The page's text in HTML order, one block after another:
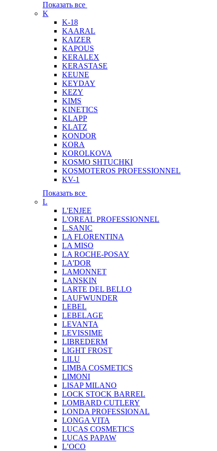
Показать все
K
K-18
KAARAL
KAIZER
KAPOUS
KERALEX
KERASTASE
KEUNE
KEYDAY
KEZY
KIMS
KINETICS
KLAPP
KLATZ
KONDOR
KORA
KOROLKOVA
KOSMO SHTUCHKI
KOSMOTEROS PROFESSIONNEL
KV-1
Показать все
L
L'ENJEE
L'OREAL PROFESSIONNEL
L.SANIC
LA FLORENTINA
LA MISO
LA ROCHE-POSAY
LA'DOR
LAMONNET
LANSKIN
LARTE DEL BELLO
LAUFWUNDER
LEBEL
LEBELAGE
LEVANTA
LEVISSIME
LIBREDERM
LIGHT FROST
LILU
LIMBA COSMETICS
LIMONI
LISAP MILANO
LOCK STOCK BARREL
LOMBARD CUTLERY
LONDA PROFESSIONAL
LONGA VITA
LUCAS COSMETICS
LUCAS PAPAW
L’OCO